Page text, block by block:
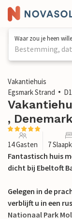
Waar zou je heen
Bestemming,
1 / 33
Vakantiehuis
Egsmark Strand
,
14 Gasten 7
Fantastisch huis
dicht bij Ebeltoft
Gelegen in de
verblijft u in een
Nationaal Park